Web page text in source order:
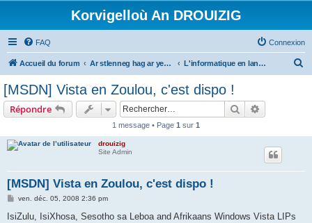
Korvigelloù An DROUIZIG
FAQ Connexion
Accueil du forum Ar stlenneg hag ar yezhoù bihan er bed a-bezh L'informatique en langues régionales et minoritaires
[MSDN] Vista en Zoulou, c'est dispo !
Répondre Rechercher
1 message • Page 1 sur 1
drouizig
Site Admin
[MSDN] Vista en Zoulou, c'est dispo !
M
s
ven. déc. 05, 2008 2:36 pm
IsiZulu, IsiXhosa, Sesotho sa Leboa and Afrikaans Windows Vista LIPs